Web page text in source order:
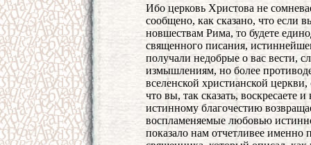
Ибо церковь Христова не
сообщено, как сказано, что если
новшествам Рима, то будете
священного писания,
получали недобрые о вас вести,
измышлениям, но более
вселенской христианской
что вы, так сказать,
истинному благочестию
воспламеняемые любовью
показало нам отчетливее